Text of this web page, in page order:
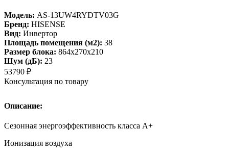
Модель: AS-13UW4RYDTV03G
Бренд: HISENSE
Вид: Инвертор
Площадь помещения (м2): 38
Размер блока: 864х270х210
Шум (дБ): 23
53790 ₽
Консультация по товару
Описание:
Сезонная энергоэффективность класса А+
Ионизация воздуха